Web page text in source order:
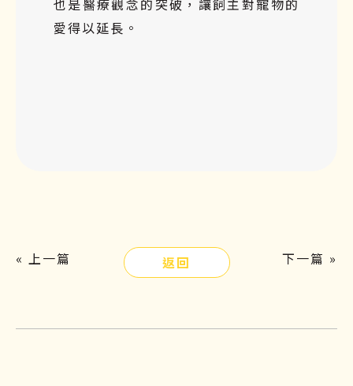
也是醫療觀念的突破，讓飼主對寵物的
愛得以延長。
« 上一篇 返回 下一篇 »